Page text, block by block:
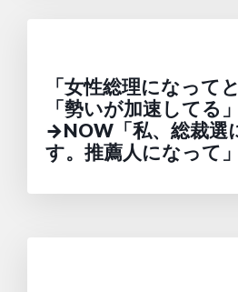
「女性総理になって
「勢いが加速してる」
→NOW「私、総裁選
す。推薦人になって」